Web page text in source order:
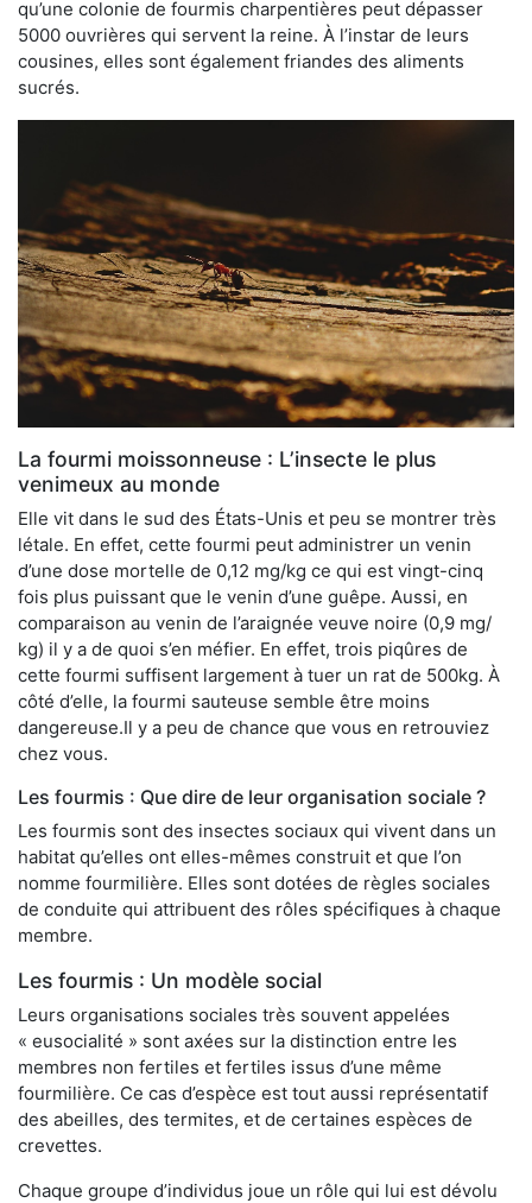
qu’une colonie de fourmis charpentières peut dépasser
5000 ouvrières qui servent la reine. À l’instar de leurs
cousines, elles sont également friandes des aliments
sucrés.
La fourmi moissonneuse : L’insecte le plus
venimeux au monde
Elle vit dans le sud des États-Unis et peu se montrer très
létale. En effet, cette fourmi peut administrer un venin
d’une dose mortelle de 0,12 mg/kg ce qui est vingt-cinq
fois plus puissant que le venin d’une guêpe. Aussi, en
comparaison au venin de l’araignée veuve noire (0,9 mg/
kg) il y a de quoi s’en méfier. En effet, trois piqûres de
cette fourmi suffisent largement à tuer un rat de 500kg. À
côté d’elle, la fourmi sauteuse semble être moins
dangereuse.Il y a peu de chance que vous en retrouviez
chez vous.
Les fourmis : Que dire de leur organisation sociale ?
Les fourmis sont des insectes sociaux qui vivent dans un
habitat qu’elles ont elles-mêmes construit et que l’on
nomme fourmilière. Elles sont dotées de règles sociales
de conduite qui attribuent des rôles spécifiques à chaque
membre.
Les fourmis : Un modèle social
Leurs organisations sociales très souvent appelées
« eusocialité » sont axées sur la distinction entre les
membres non fertiles et fertiles issus d’une même
fourmilière. Ce cas d’espèce est tout aussi représentatif
des abeilles, des termites, et de certaines espèces de
crevettes.
Chaque groupe d’individus joue un rôle qui lui est dévolu